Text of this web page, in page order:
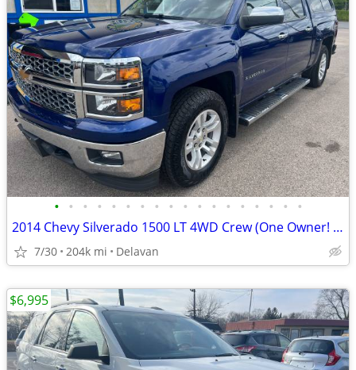
• • • • • • • • • • • • • • • • • •
2014 Chevy Silverado 1500 LT 4WD Crew (One Owner! Goodyear Wranglers!)
7/30 204k mi Delavan
$6,995